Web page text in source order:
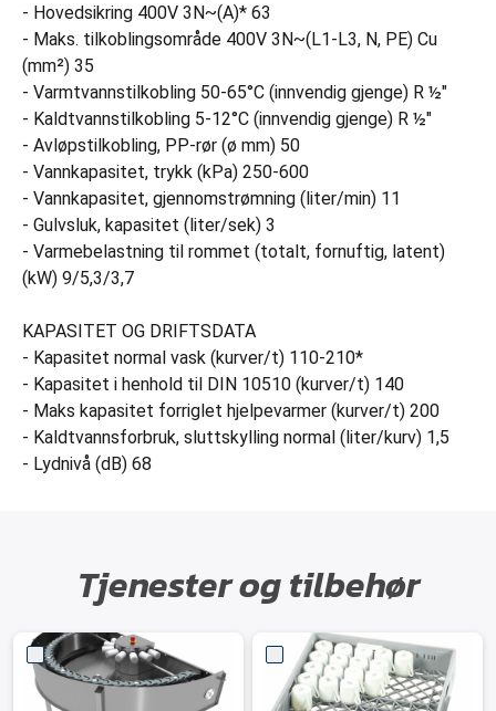
- Hovedsikring 400V 3N~(A)* 63
- Maks. tilkoblingsområde 400V 3N~(L1-L3, N, PE) Cu
(mm²) 35
- Varmtvannstilkobling 50-65°C (innvendig gjenge) R ½"
- Kaldtvannstilkobling 5-12°C (innvendig gjenge) R ½"
- Avløpstilkobling, PP-rør (ø mm) 50
- Vannkapasitet, trykk (kPa) 250-600
- Vannkapasitet, gjennomstrømning (liter/min) 11
- Gulvsluk, kapasitet (liter/sek) 3
- Varmebelastning til rommet (totalt, fornuftig, latent)
(kW) 9/5,3/3,7
KAPASITET OG DRIFTSDATA
- Kapasitet normal vask (kurver/t) 110-210*
- Kapasitet i henhold til DIN 10510 (kurver/t) 140
- Maks kapasitet forriglet hjelpevarmer (kurver/t) 200
- Kaldtvannsforbruk, sluttskylling normal (liter/kurv) 1,5
- Lydnivå (dB) 68
Tjenester og tilbehør